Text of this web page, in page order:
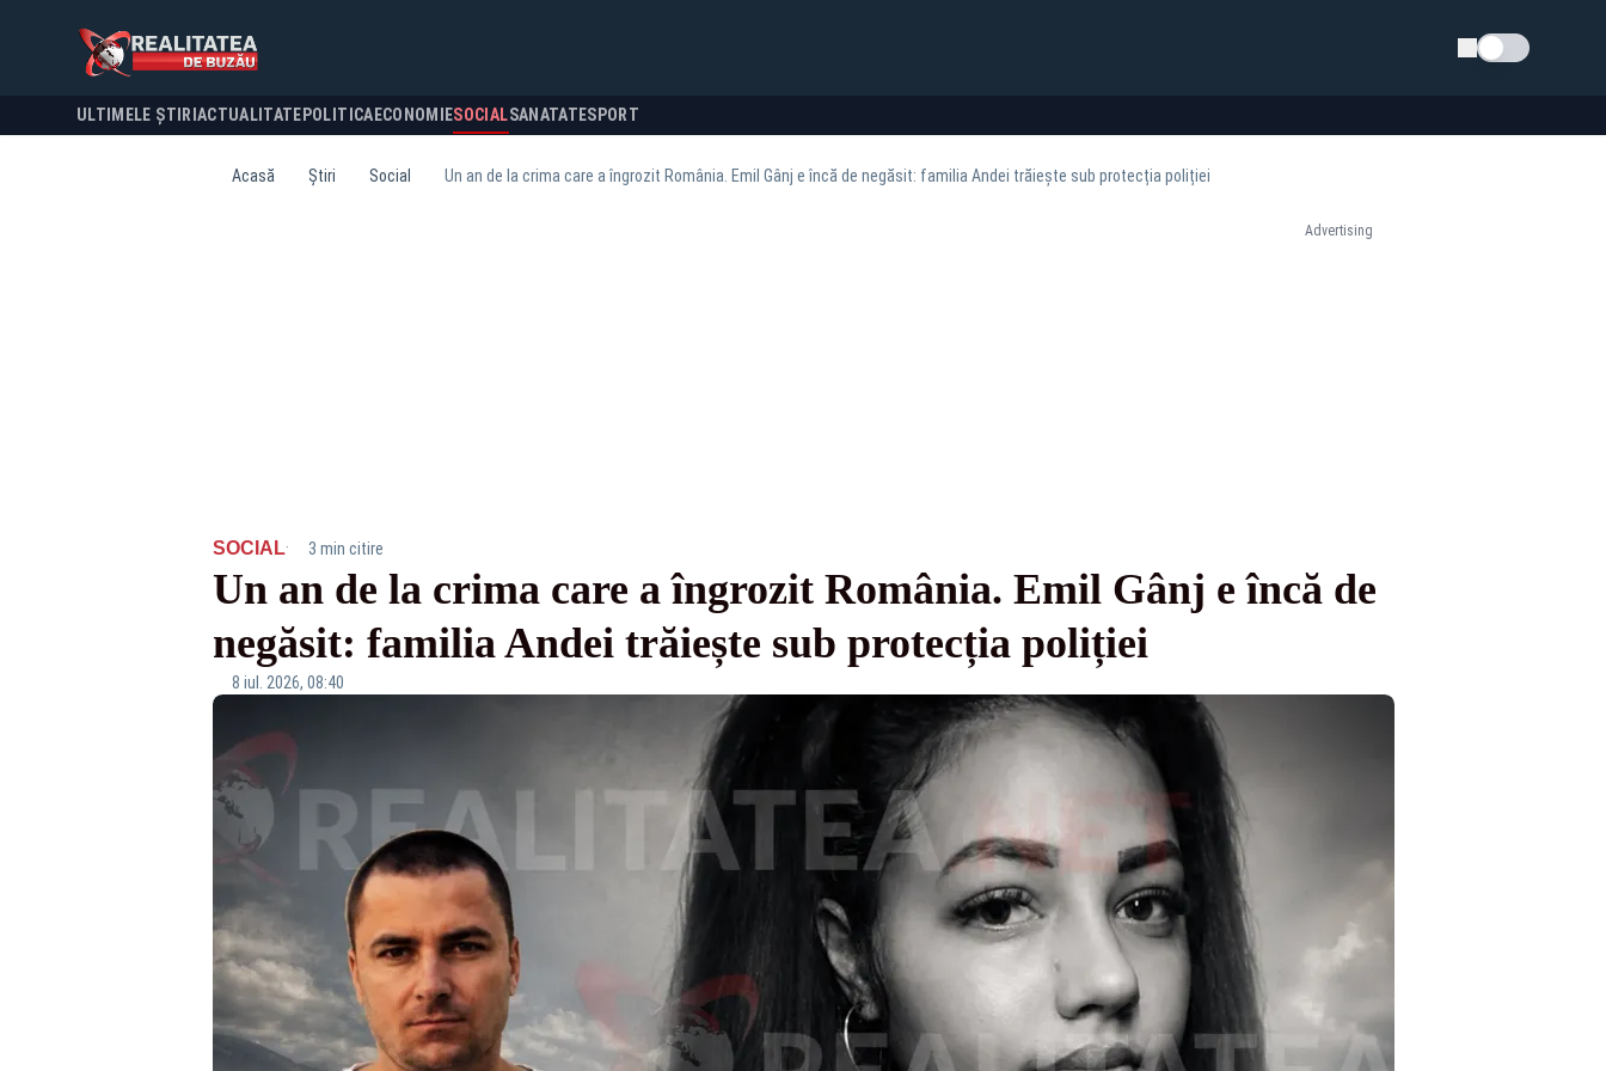
Schimba tema
ULTIMELE ȘTIRI ACTUALITATE POLITICA ECONOMIESOCIALSANATATESPORT
Acasă Știri Social Un an de la crima care a îngrozit România. Emil Gânj e încă de negăsit: familia Andei trăiește sub protecția poliției
Advertising
SOCIAL· 3 min citire
Un an de la crima care a îngrozit România. Emil Gânj e încă de
negăsit: familia Andei trăiește sub protecția poliției
8 iul. 2026, 08:40